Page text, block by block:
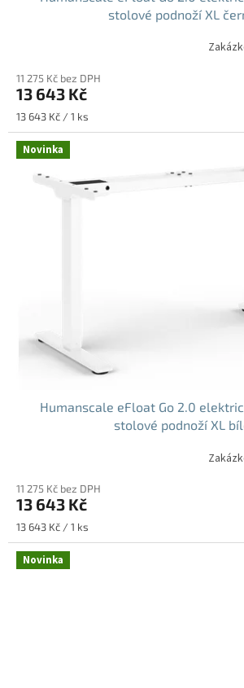
stolové podnoží XL
11 275 Kč bez DPH
13 643 Kč
Měrná
cena:
13 643 Kč / 1 ks
Novinka
Humanscale eFloat Go 2.0
stolové podnoží XL
11 275 Kč bez DPH
13 643 Kč
Měrná
cena:
13 643 Kč / 1 ks
Novinka